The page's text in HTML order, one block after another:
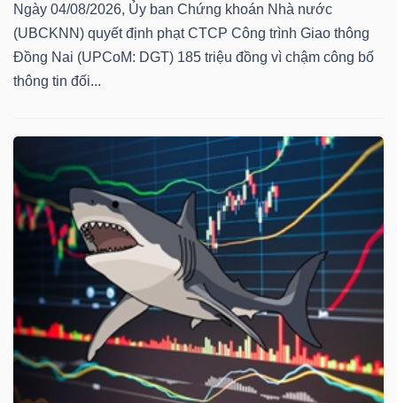
Ngày 04/08/2026, Ủy ban Chứng khoán Nhà nước
(UBCKNN) quyết định phạt CTCP Công trình Giao thông
Đồng Nai (UPCoM: DGT) 185 triệu đồng vì chậm công bố
thông tin đối...